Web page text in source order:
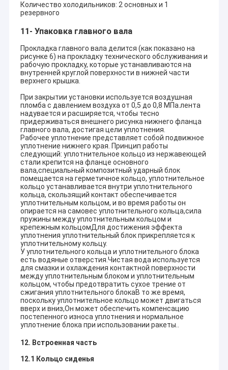
Количество холодильников: 2 основных и 1
резервного
11- Упаковка главного вала
Прокладка главного вала делится (как показано на
рисунке 6) на прокладку технического обслуживания и
рабочую прокладку, которые устанавливаются на
внутренней круглой поверхности в нижней части
верхнего крышка.
При закрытии установки используется воздушная
пломба с давлением воздуха от 0,5 до 0,8 МПа.лента
надувается и расширяется, чтобы тесно
придерживаться внешнего рисунка нижнего фланца
главного вала, достигая цели уплотнения.
Рабочее уплотнение представляет собой подвижное
уплотнение нижнего края. Принцип работы
следующий: уплотнительное кольцо из нержавеющей
стали крепится на фланце основного
вала,специальный композитный ударный блок
помещается на герметичное кольцо, уплотнительное
кольцо устанавливается внутри уплотнительного
кольца, скользящий контакт обеспечивается
уплотнительным кольцом, и во время работы он
опирается на самовес уплотнительного кольца,сила
пружины между уплотнительным кольцом и
крепежным кольцомДля достижения эффекта
уплотнения уплотнительный блок прикрепляется к
уплотнительному кольцу.
У уплотнительного кольца и уплотнительного блока
есть водяные отверстия.Чистая вода используется
для смазки и охлаждения контактной поверхности
между уплотнительным блоком и уплотнительным
кольцом, чтобы предотвратить сухое трение от
сжигания уплотнительного блокаВ то же время,
поскольку уплотнительное кольцо может двигаться
вверх и вниз,Он может обеспечить компенсацию
постепенного износа уплотнения и нормальное
уплотнение блока при использовании ракеты..
12. Встроенная часть
12.1 Кольцо сиденья